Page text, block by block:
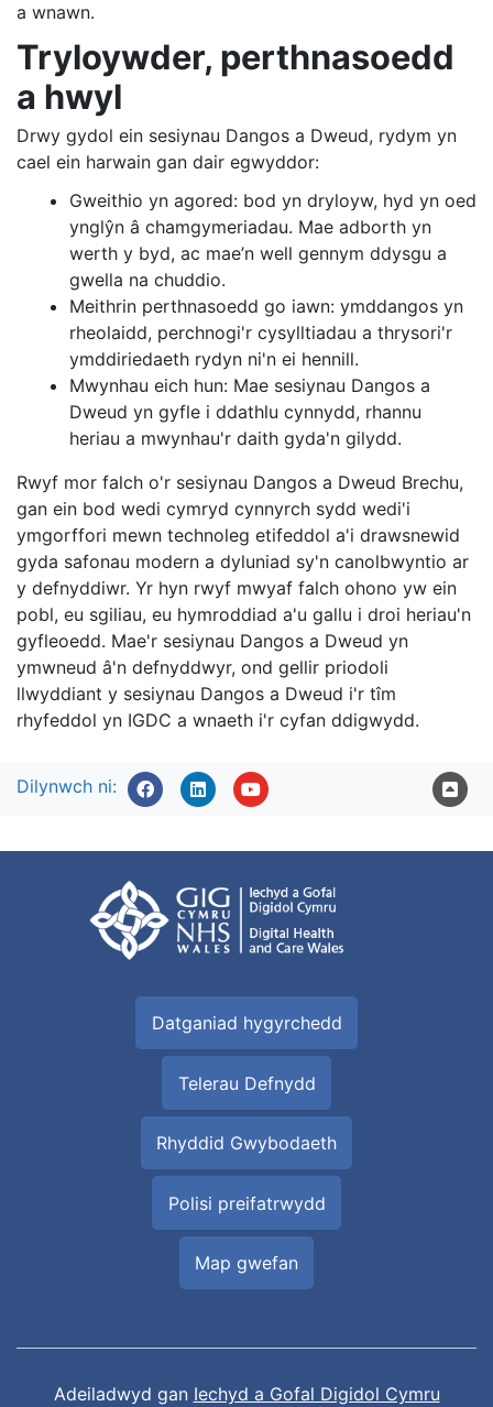
a wnawn.
Tryloywder, perthnasoedd
a hwyl
Drwy gydol ein sesiynau Dangos a Dweud, rydym yn
cael ein harwain gan dair egwyddor:
Gweithio yn agored: bod yn dryloyw, hyd yn oed
ynglŷn â chamgymeriadau. Mae adborth yn
werth y byd, ac mae’n well gennym ddysgu a
gwella na chuddio.
Meithrin perthnasoedd go iawn: ymddangos yn
rheolaidd, perchnogi'r cysylltiadau a thrysori'r
ymddiriedaeth rydyn ni'n ei hennill.
Mwynhau eich hun: Mae sesiynau Dangos a
Dweud yn gyfle i ddathlu cynnydd, rhannu
heriau a mwynhau'r daith gyda'n gilydd.
Rwyf mor falch o'r sesiynau Dangos a Dweud Brechu,
gan ein bod wedi cymryd cynnyrch sydd wedi'i
ymgorffori mewn technoleg etifeddol a'i drawsnewid
gyda safonau modern a dyluniad sy'n canolbwyntio ar
y defnyddiwr. Yr hyn rwyf mwyaf falch ohono yw ein
pobl, eu sgiliau, eu hymroddiad a'u gallu i droi heriau'n
gyfleoedd. Mae'r sesiynau Dangos a Dweud yn
ymwneud â'n defnyddwyr, ond gellir priodoli
llwyddiant y sesiynau Dangos a Dweud i'r tîm
rhyfeddol yn IGDC a wnaeth i'r cyfan ddigwydd.
Dilynwch ni:
Datganiad hygyrchedd
Telerau Defnydd
Rhyddid Gwybodaeth
Polisi preifatrwydd
Map gwefan
Adeiladwyd gan Iechyd a Gofal Digidol Cymru